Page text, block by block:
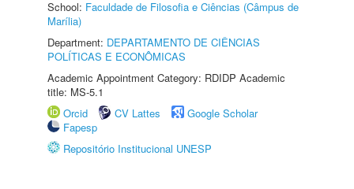
School: Faculdade de Filosofia e Ciências (Câmpus de
Marília)
Department: DEPARTAMENTO DE CIÊNCIAS
POLÍTICAS E ECONÔMICAS
Academic Appointment Category: RDIDP Academic
title: MS-5.1
Orcid
CV Lattes
Google Scholar
Fapesp
Repositório Institucional UNESP